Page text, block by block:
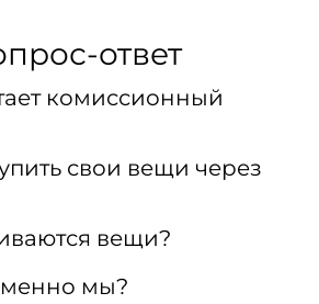
ответ
комиссионный
свои вещи через
вещи?
мы?